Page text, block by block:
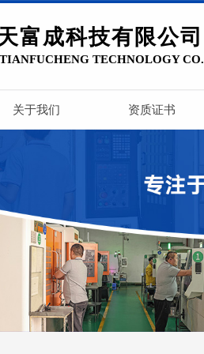
富成科技有限公司
TECHNOLOGY CO.
关于我们 资质证书